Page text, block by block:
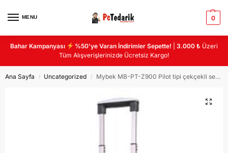
MENU 0
Bahar Kampanyası %50’ye Varan İndirimler Sepette! |3.000 ₺ Üzeri
Tüm Alışverişlerinizde Ücretsiz Kargo!
Ana Sayfa / Uncategorized / Mybek MB-PT-Z900 Pilot tipi çekçekli seyahat çantası 5 bölmeli